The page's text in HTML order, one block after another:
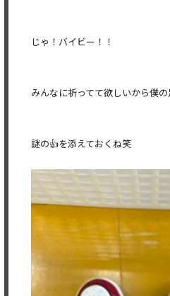
じゃ！バイビー！！
みんなに祈ってて欲しいから僕
謎の👍を添えておくね笑